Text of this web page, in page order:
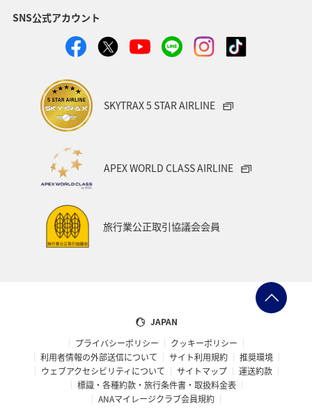
冬 フィリピン
マイルを使う 兵庫県 年末年始 趣味
関西地方
ANAショッピング A-style
ANAマイレージクラブ
サイクリング
アプリ AMC会員専用サービス
旅の準備
SNS公式アカウント
SKYTRAX 5 STAR AIRLINE
APEX WORLD CLASS AIRLINE
旅行業公正取引協議会会員
JAPAN
プライバシーポリシー
クッキーポリシー
利用者情報の外部送信について
サイト利用規約
推奨環境
ウェブアクセシビリティについて
サイトマップ
運送約款
標識・各種約款・旅行条件書・取扱料金表
ANAマイレージクラブ会員規約